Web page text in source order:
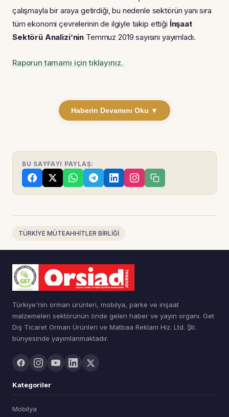
çalışmayla bir araya getirdiği, bu nedenle sektörün yanı sıra
tüm ekonomi çevrelerinin de ilgiyle takip ettiği İnşaat
Sektörü Analizi’nin Temmuz 2019 sayısını yayımladı.
Raporun tamamı için tıklayınız.
Haberin Devamını Oku ▼
BU SAYFAYI PAYLAŞ:
TÜRKİYE MÜTEAHHİTLER BİRLİĞİ
Türkiye'nin orman ürünleri, mobilya, parke ve inşaat
malzemeleri sektörünün önde gelen haber ve yayın organı. Get
Dış Ticaret Orman Ürünleri ve Matbaa Reklam Hiz. Ltd. Şti.
bünyesinde yayımlanmaktadır.
Kategoriler
Mobilya